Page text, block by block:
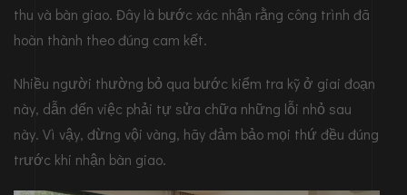
thu và bàn giao. Đây là bước xác nhận rằng công trình đã
hoàn thành theo đúng cam kết.
Nhiều người thường bỏ qua bước kiểm tra kỹ ở giai đoạn
này, dẫn đến việc phải tự sửa chữa những lỗi nhỏ sau
này. Vì vậy, đừng vội vàng, hãy đảm bảo mọi thứ đều đúng
trước khi nhận bàn giao.